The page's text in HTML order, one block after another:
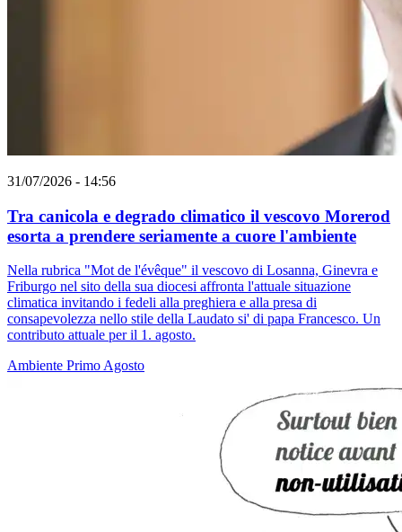
31/07/2026 - 14:56
Tra canicola e degrado climatico il vescovo Morerod
esorta a prendere seriamente a cuore l'ambiente
Nella rubrica "Mot de l'évêque" il vescovo di Losanna, Ginevra e
Friburgo nel sito della sua diocesi affronta l'attuale situazione
climatica invitando i fedeli alla preghiera e alla presa di
consapevolezza nello stile della Laudato si' di papa Francesco. Un
contributo attuale per il 1. agosto.
Ambiente Primo Agosto